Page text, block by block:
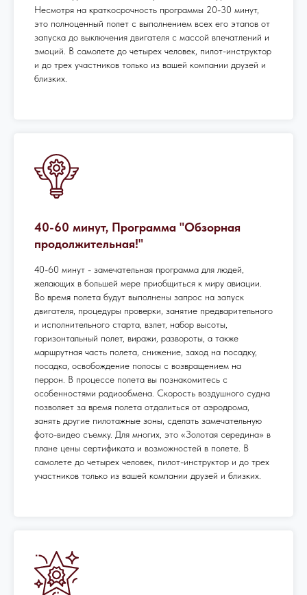
Несмотря на краткосрочность программы 20-30 минут,
это полноценный полет с выполнением всех его этапов от
запуска до выключения двигателя с массой впечатлений и
эмоций. В самолете до четырех человек, пилот-инструктор
и до трех участников только из вашей компании друзей и
близких.
40-60 минут, Программа "Обзорная
продолжительная!"
40-60 минут - замечательная программа для людей,
желающих в большей мере приобщиться к миру авиации.
Во время полета будут выполнены запрос на запуск
двигателя, процедуры проверки, занятие предварительного
и исполнительного старта, взлет, набор высоты,
горизонтальный полет, виражи, развороты, а также
маршрутная часть полета, снижение, заход на посадку,
посадка, освобождение полосы с возвращением на
перрон. В процессе полета вы познакомитесь с
особенностями радиообмена. Скорость воздушного судна
позволяет за время полета отдалиться от аэродрома,
занять другие пилотажные зоны, сделать замечательную
фото-видео съемку. Для многих, это «Золотая середина» в
плане цены сертификата и возможностей в полете. В
самолете до четырех человек, пилот-инструктор и до трех
участников только из вашей компании друзей и близких.